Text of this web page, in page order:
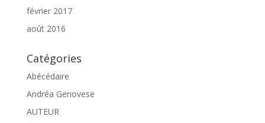
février 2017
août 2016
Catégories
Abécédaire
Andréa Genovese
AUTEUR